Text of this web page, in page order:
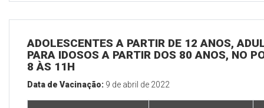
ADOLESCENTES A PARTIR DE 12 ANOS,
PARA IDOSOS A PARTIR DOS 80 ANOS, NO
8 ÀS 11H
Data de Vacinação: 9 de abril de 2022